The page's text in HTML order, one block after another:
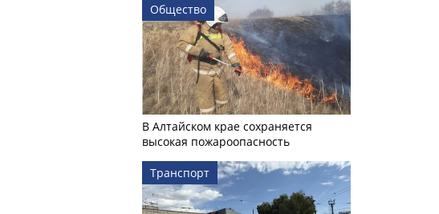
Общество
В Алтайском крае сохраняется
высокая пожароопасность
Транспорт